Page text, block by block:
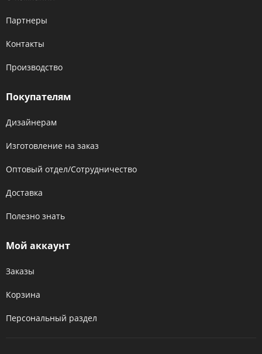
Партнеры
Контакты
Производство
Покупателям
Дизайнерам
Изготовление на заказ
Оптовый отдел/Сотрудничество
Доставка
Полезно знать
Мой аккаунт
Заказы
Корзина
Персональный раздел